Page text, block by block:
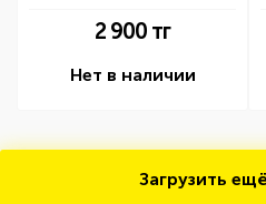
2 900 тг
Нет в наличии
Загрузить ещё